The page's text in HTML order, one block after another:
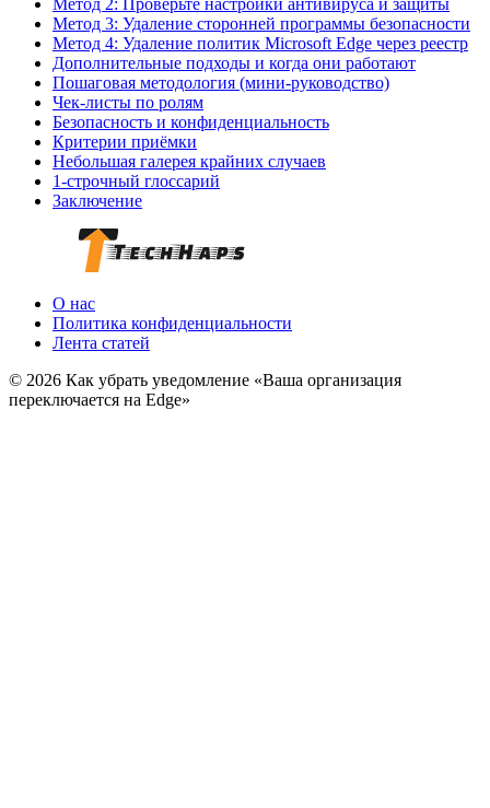
Метод 3: Удаление сторонней программы безопасности
Метод 4: Удаление политик Microsoft Edge через реестр
Дополнительные подходы и когда они работают
Пошаговая методология (мини‑руководство)
Чек-листы по ролям
Безопасность и конфиденциальность
Критерии приёмки
Небольшая галерея крайних случаев
1‑строчный глоссарий
Заключение
О нас
Политика конфиденциальности
Лента статей
© 2026 Как убрать уведомление «Ваша организация
переключается на Edge»